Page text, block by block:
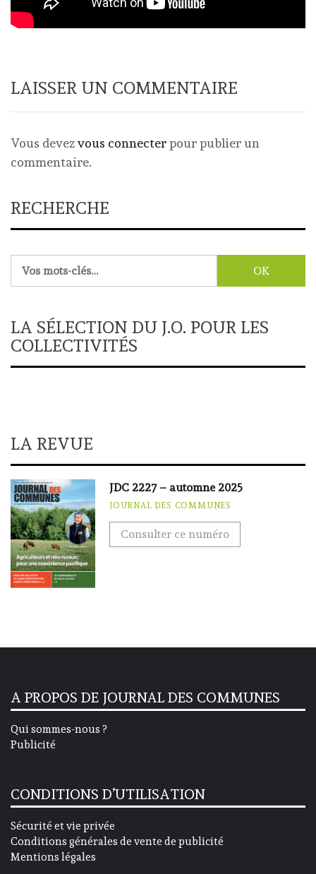
LAISSER UN COMMENTAIRE
Vous devezvous connecterpour publier un
commentaire.
RECHERCHE
LA SÉLECTION DU J.O. POUR LES
COLLECTIVITÉS
LA REVUE
JDC 2227 – automne 2025
JOURNAL DES COMMUNES
Consulter ce numéro
A PROPOS DE JOURNAL DES COMMUNES
Qui sommes-nous ?
Publicité
CONDITIONS D’UTILISATION
Sécurité et vie privée
Conditions générales de vente de publicité
Mentions légales